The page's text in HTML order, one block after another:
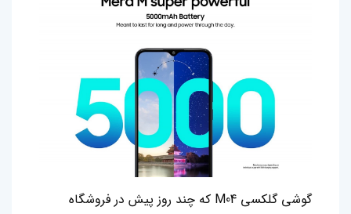
گوشی گلکسی M04 که چند روز پیش در فروشگاه